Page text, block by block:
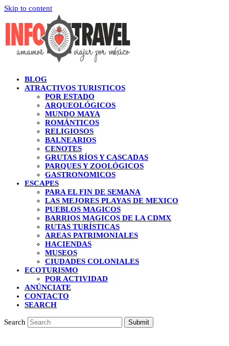
Skip to content
BLOG
ATRACTIVOS TURISTICOS
POR ESTADO
ARQUEOLÓGICOS
MUNDO MAYA
ROMÁNTICOS
RELIGIOSOS
BALNEARIOS
CENOTES
GRUTAS RÍOS Y CASCADAS
PARQUES Y ZOOLÓGICOS
GASTRONOMICOS
ESCAPES
PARA EL FIN DE SEMANA
LAS MEJORES PLAYAS DE MEXICO
PUEBLOS MAGICOS
BARRIOS MAGICOS DE LA CDMX
RUTAS TURÍSTICAS
AREAS PATRIMONIALES
HACIENDAS
MUSEOS
CIUDADES COLONIALES
ECOTURISMO
POR ACTIVIDAD
ANÚNCIATE
CONTACTO
SEARCH
Search Submit